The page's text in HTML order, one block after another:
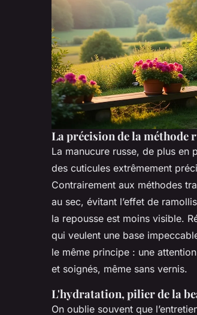
La précision de la méthode
La manucure russe, de plus en
des cuticules extrêmement
Contrairement aux méthodes
au sec, évitant l’effet de
la repousse est moins visible.
qui veulent une base
le même principe : une
et soignés, même sans vernis.
L'hydratation, pilier de la
On oublie souvent que